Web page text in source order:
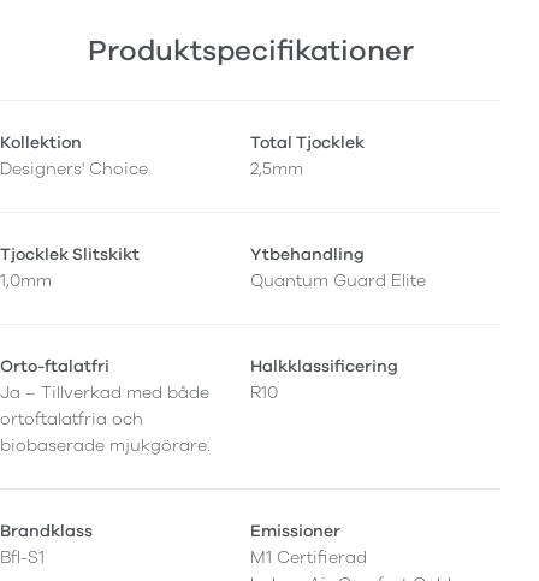
Produktspecifikationer
Kollektion
Designers' Choice
Total Tjocklek
2,5mm
Tjocklek Slitskikt
1,0mm
Ytbehandling
Quantum Guard Elite
Orto-ftalatfri
Ja – Tillverkad med både
ortoftalatfria och
biobaserade mjukgörare.
Halkklassificering
R10
Brandklass
Bfl-S1
Emissioner
M1 Certifierad